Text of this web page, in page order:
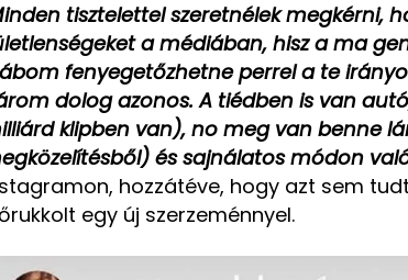
tisztelettel szeretnélek megkérni,
a médiában, hisz a ma
fenyegetőzhetne perrel a te
dolog azonos. A tiédben is van
klipben van), no meg van benne
és sajnálatos módon
hozzátéve, hogy azt sem
egy új szerzeménnyel.